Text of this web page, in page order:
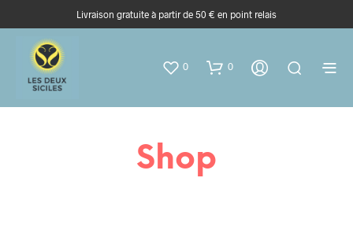
Livraison gratuite à partir de 50 € en point relais
0 0
Shop